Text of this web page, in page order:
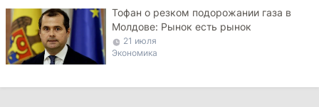
Тофан о резком подорожании газа в
Молдове: Рынок есть рынок
21 июля
Экономика